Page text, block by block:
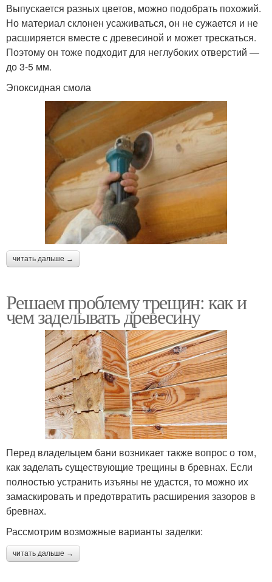
Выпускается разных цветов, можно подобрать похожий.
Но материал склонен усаживаться, он не сужается и не
расширяется вместе с древесиной и может трескаться.
Поэтому он тоже подходит для неглубоких отверстий —
до 3-5 мм.
Эпоксидная смола
читать дальше →
Решаем проблему трещин: как и
чем заделывать древесину
Перед владельцем бани возникает также вопрос о том,
как заделать существующие трещины в бревнах. Если
полностью устранить изъяны не удастся, то можно их
замаскировать и предотвратить расширения зазоров в
бревнах.
Рассмотрим возможные варианты заделки:
читать дальше →